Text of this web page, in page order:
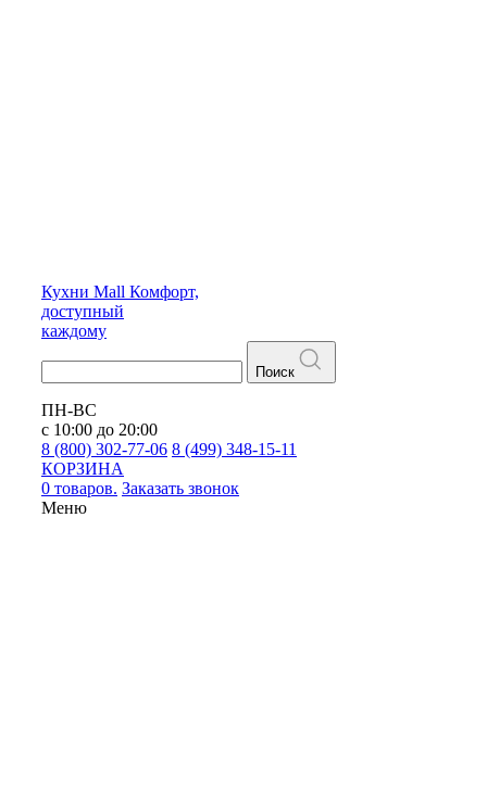
Кухни Mall Комфорт,
доступный
каждому
Поиск
ПН-ВС
с 10:00 до 20:00
8 (800) 302-77-06 8 (499) 348-15-11
КОРЗИНА
0 товаров. Заказать звонок
Меню